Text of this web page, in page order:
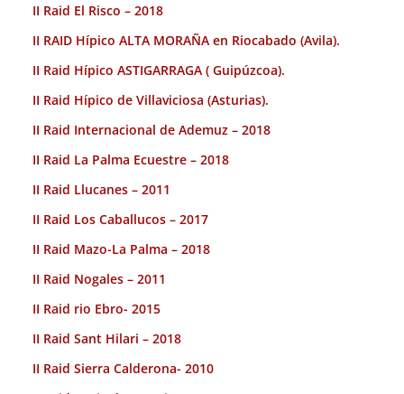
II Raid El Risco – 2018
II RAID Hípico ALTA MORAÑA en Riocabado (Avila).
II Raid Hípico ASTIGARRAGA ( Guipúzcoa).
II Raid Hípico de Villaviciosa (Asturias).
II Raid Internacional de Ademuz – 2018
II Raid La Palma Ecuestre – 2018
II Raid Llucanes – 2011
II Raid Los Caballucos – 2017
II Raid Mazo-La Palma – 2018
II Raid Nogales – 2011
II Raid rio Ebro- 2015
II Raid Sant Hilari – 2018
II Raid Sierra Calderona- 2010